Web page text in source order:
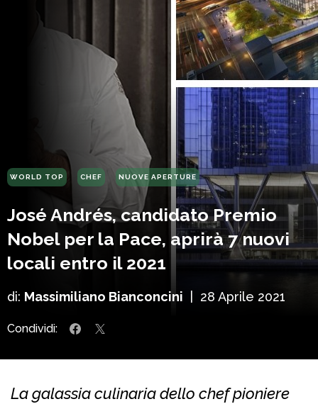
WORLD TOP CHEF NUOVE APERTURE
José Andrés, candidato Premio
Nobel per la Pace, aprirà 7 nuovi
locali entro il 2021
di: Massimiliano Bianconcini 28 Aprile 2021
Condividi:
La galassia culinaria dello chef pioniere